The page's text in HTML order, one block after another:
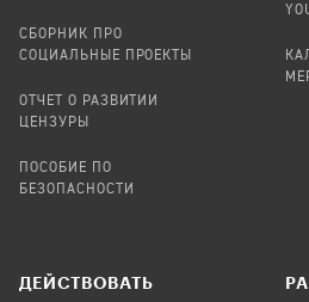
СБОРНИК ПРО
СОЦИАЛЬНЫЕ ПРОЕКТЫ
ОТЧЕТ О РАЗВИТИИ
ЦЕНЗУРЫ
ПОСОБИЕ ПО
БЕЗОПАСНОСТИ
ДЕЙСТВОВАТЬ